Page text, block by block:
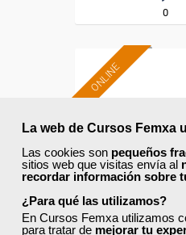
La web de Cursos Femxa
Las cookies son pequeños
sitios web que visitas envía al
recordar información sobre
¿Para qué las utilizamos?
En Cursos Femxa utilizamos
para tratar de mejorar tu
0
ONLINE
Para
trabajadores y
-Otros